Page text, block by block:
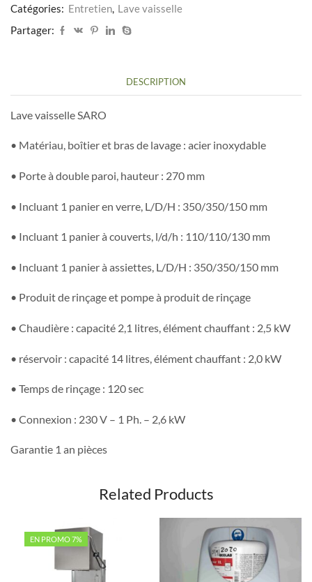
vaisselle
intégrer
Catégories: Entretien, Lave vaisselle
Partager:
DESCRIPTION
Lave vaisselle SARO
• Matériau, boîtier et bras de lavage : acier inoxydable
• Porte à double paroi, hauteur : 270 mm
• Incluant 1 panier en verre, L/D/H : 350/350/150 mm
• Incluant 1 panier à couverts, l/d/h : 110/110/130 mm
• Incluant 1 panier à assiettes, L/D/H : 350/350/150 mm
• Produit de rinçage et pompe à produit de rinçage
• Chaudière : capacité 2,1 litres, élément chauffant : 2,5 kW
• réservoir : capacité 14 litres, élément chauffant : 2,0 kW
• Temps de rinçage : 120 sec
• Connexion : 230 V – 1 Ph. – 2,6 kW
Garantie 1 an pièces
Related Products
EN PROMO 7%